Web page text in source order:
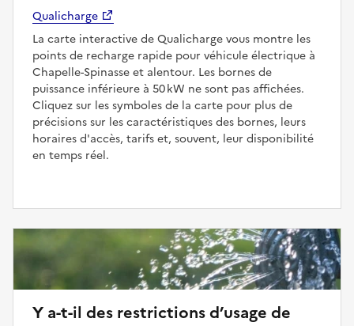
Qualicharge
La carte interactive de Qualicharge vous montre les
points de recharge rapide pour véhicule électrique à
Chapelle-Spinasse et alentour. Les bornes de
puissance inférieure à 50 kW ne sont pas affichées.
Cliquez sur les symboles de la carte pour plus de
précisions sur les caractéristiques des bornes, leurs
horaires d'accès, tarifs et, souvent, leur disponibilité
en temps réel.
Y a-t-il des restrictions d’usage de